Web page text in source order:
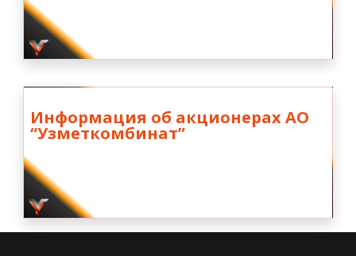
Информация об акционерах АО
“Узметкомбинат”